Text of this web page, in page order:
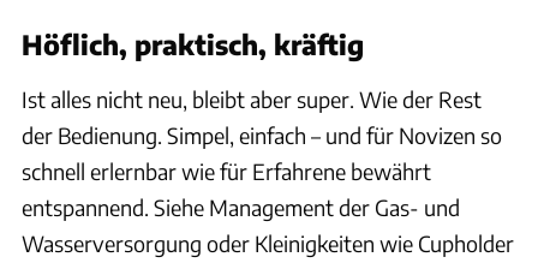
Höflich, praktisch, kräftig
Ist alles nicht neu, bleibt aber super. Wie der Rest
der Bedienung. Simpel, einfach – und für Novizen so
schnell erlernbar wie für Erfahrene bewährt
entspannend. Siehe Management der Gas- und
Wasserversorgung oder Kleinigkeiten wie Cupholder